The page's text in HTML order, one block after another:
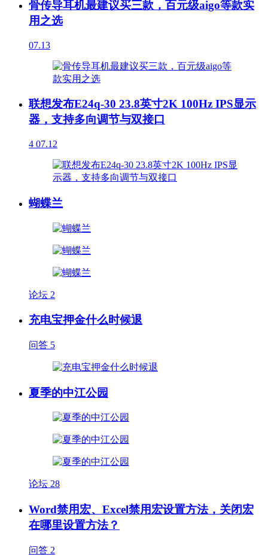
骨传导耳机最建议买三款，百元级aigo等款实
用之选
07.13
联想发布E24q-30 23.8英寸2K 100Hz IPS显示
器，支持多向调节与双接口
4 07.12
蝴蝶兰
论坛 2
充电宝押金什么时候退
问答 5
夏季的中江公园
论坛 28
Word禁用宏、Excel禁用宏设置方法，关闭宏
在哪里设置方法？
问答 2